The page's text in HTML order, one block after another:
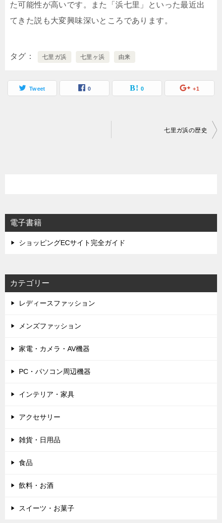
た可能性が高いです。また「浜七里」といった最近出
てきた説も大変興味深いところであります。
タグ 七里ガ浜 七里ヶ浜 由来
Tweet 0 0 +1
シ
ョ
七里ガ浜の歴史
電子書籍
ショッピングECサイト完全ガイド
カテゴリー
レディースファッション
メンズファッション
家電・カメラ・AV機器
PC・パソコン周辺機器
インテリア・家具
アクセサリー
雑貨・日用品
食品
飲料・お酒
スイーツ・お菓子